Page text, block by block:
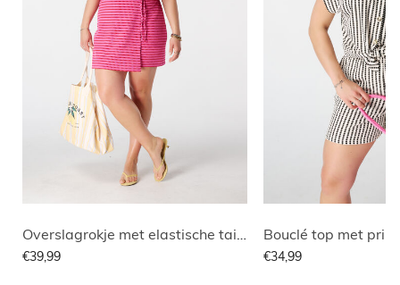
€39,99
Bouclé top met print
€34,99